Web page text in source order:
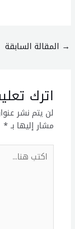
→ المقالة السابقة
اترك
لن يتم نشر
مشار إليها بـ *
اكتب
هنا...